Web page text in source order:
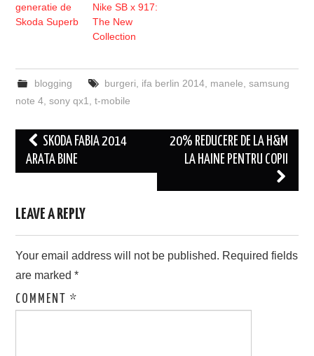
generatie de
Skoda Superb
Nike SB x 917:
The New
Collection
blogging burgeri ifa berlin 2014, manele samsung
note 4 ,sony qx1 ,t-mobile
Post
navigation
SKODA FABIA 2014
ARATA BINE
20% REDUCERE DE LA H&M
LA HAINE PENTRU COPII
LEAVE A REPLY
Your email address will not be published. Required fields
are marked*
COMMENT*